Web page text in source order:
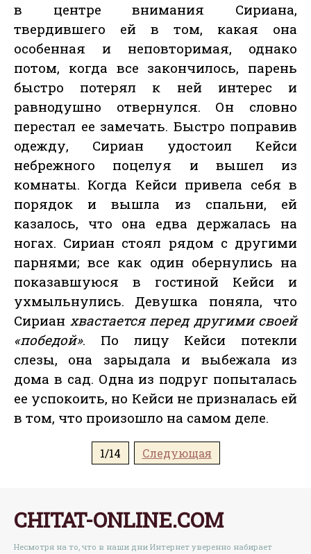
в центре внимания Сириана,
твердившего ей в том, какая она
особенная и неповторимая, однако
потом, когда все закончилось, парень
быстро потерял к ней интерес и
равнодушно отвернулся. Он словно
перестал ее замечать. Быстро поправив
одежду, Сириан удостоил Кейси
небрежного поцелуя и вышел из
комнаты. Когда Кейси привела себя в
порядок и вышла из спальни, ей
казалось, что она едва держалась на
ногах. Сириан стоял рядом с другими
парнями; все как один обернулись на
показавшуюся в гостиной Кейси и
ухмыльнулись. Девушка поняла, что
Сириан хвастается перед другими своей
«победой». По лицу Кейси потекли
слезы, она зарыдала и выбежала из
дома в сад. Одна из подруг попыталась
ее успокоить, но Кейси не призналась ей
в том, что произошло на самом деле.
1/14 Следующая
CHITAT-ONLINE.COM
Несмотря на то, что в наши дни Интернет уверенно набирает